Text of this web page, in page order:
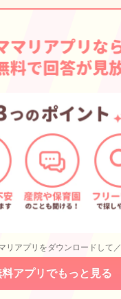
リアプリをダウンロードして／
料アプリでもっと見る